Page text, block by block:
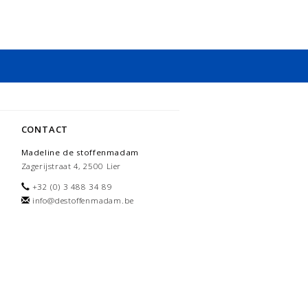
CONTACT
Madeline de stoffenmadam
Zagerijstraat 4, 2500 Lier
+32 (0) 3 488 34 89
info@destoffenmadam.be